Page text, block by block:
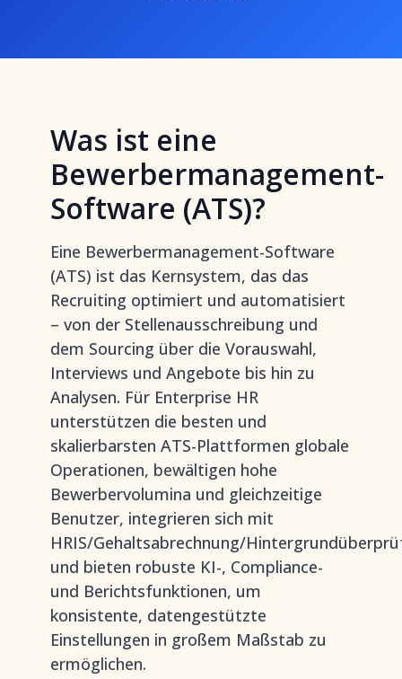
Was ist eine
Bewerbermanagement-
Software (ATS)?
Eine Bewerbermanagement-Software
(ATS) ist das Kernsystem, das das
Recruiting optimiert und automatisiert
– von der Stellenausschreibung und
dem Sourcing über die Vorauswahl,
Interviews und Angebote bis hin zu
Analysen. Für Enterprise HR
unterstützen die besten und
skalierbarsten ATS-Plattformen globale
Operationen, bewältigen hohe
Bewerbervolumina und gleichzeitige
Benutzer, integrieren sich mit
HRIS/Gehaltsabrechnung/
und bieten robuste KI-, Compliance-
und Berichtsfunktionen, um
konsistente, datengestützte
Einstellungen in großem Maßstab zu
ermöglichen.